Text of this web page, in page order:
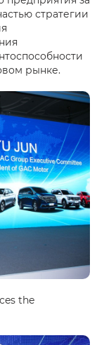
стратегии
рынке.
the